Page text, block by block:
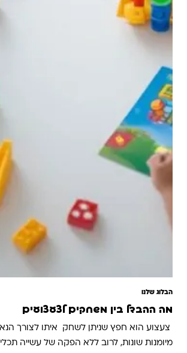
הבלוג שלנו
מה ההבדל בין משחקים לצעצועים
צעצוע הוא חפץ שניתן לשחק איתו לצורך
מיומנות שונות, לרוב ללא הפקה של עשייה